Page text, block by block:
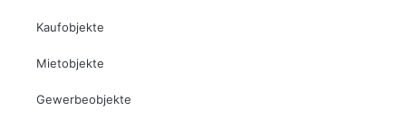
Kaufobjekte
Mietobjekte
Gewerbeobjekte